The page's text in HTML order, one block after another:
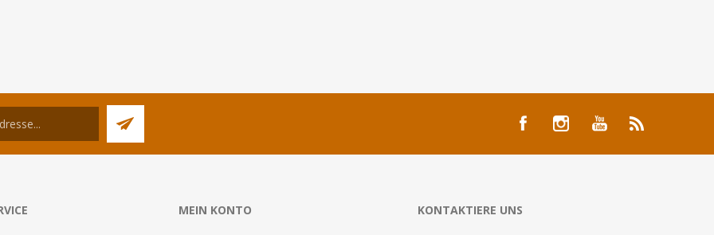
MEIN KONTO KONTAKTIERE UNS